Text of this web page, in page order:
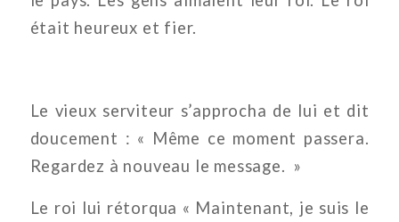
était heureux et fier.
Le vieux serviteur s’approcha de lui et dit
doucement : « Même ce moment passera.
Regardez à nouveau le message. »
Le roi lui rétorqua « Maintenant, je suis le